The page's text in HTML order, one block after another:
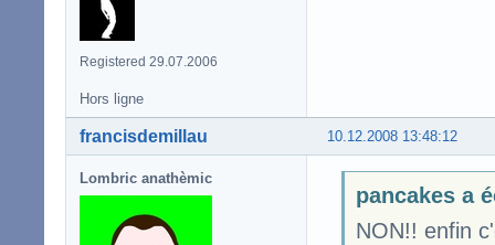
Registered 29.07.2006
Hors ligne
10.12.2008 13:48:12
francisdemillau
Lombric anathèmic
pancakes a
NON!! enfin